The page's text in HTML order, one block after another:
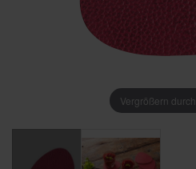
Vergrößern